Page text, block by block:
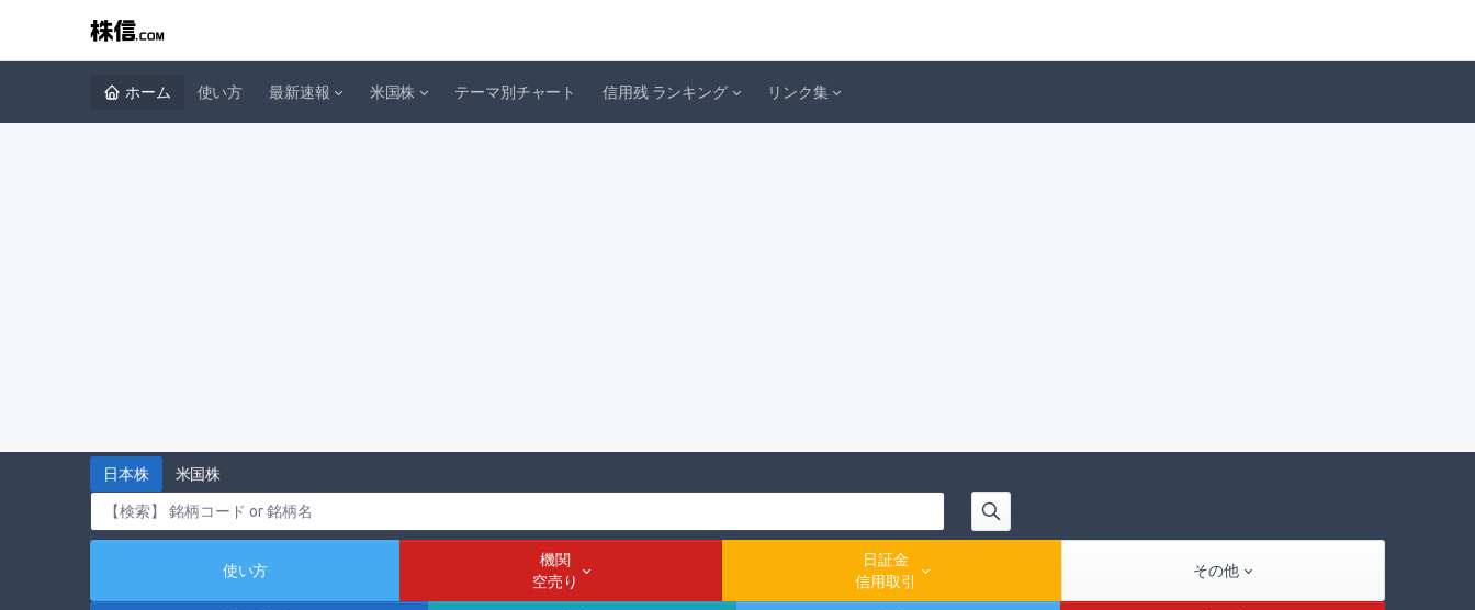
ホーム 使い方 最新速報 米国株 テーマ別チャート 信用残 ランキング リンク集
日本株 米国株
使い方
機関
空売り
日証金
信用取引
その他